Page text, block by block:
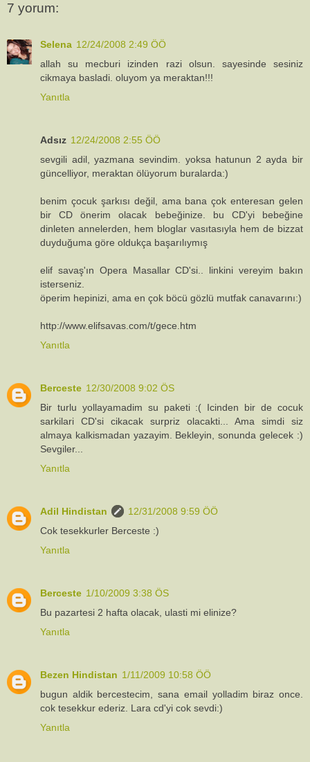
7 yorum:
Selena 12/24/2008 2:49 ÖÖ
allah su mecburi izinden razi olsun. sayesinde sesiniz
cikmaya basladi. oluyom ya meraktan!!!
Yanıtla
Adsız 12/24/2008 2:55 ÖÖ
sevgili adil, yazmana sevindim. yoksa hatunun 2 ayda bir
güncelliyor, meraktan ölüyorum buralarda:)
benim çocuk şarkısı değil, ama bana çok enteresan gelen
bir CD önerim olacak bebeğinize. bu CD'yi bebeğine
dinleten annelerden, hem bloglar vasıtasıyla hem de bizzat
duyduğuma göre oldukça başarılıymış
elif savaş'ın Opera Masallar CD'si.. linkini vereyim bakın
isterseniz.
öperim hepinizi, ama en çok böcü gözlü mutfak canavarını:)
http://www.elifsavas.com/t/gece.htm
Yanıtla
Berceste 12/30/2008 9:02 ÖS
Bir turlu yollayamadim su paketi :( Icinden bir de cocuk
sarkilari CD'si cikacak surpriz olacakti... Ama simdi siz
almaya kalkismadan yazayim. Bekleyin, sonunda gelecek :)
Sevgiler...
Yanıtla
Adil Hindistan
12/31/2008 9:59 ÖÖ
Cok tesekkurler Berceste :)
Yanıtla
Berceste 1/10/2009 3:38 ÖS
Bu pazartesi 2 hafta olacak, ulasti mi elinize?
Yanıtla
Bezen Hindistan 1/11/2009 10:58 ÖÖ
bugun aldik bercestecim, sana email yolladim biraz once.
cok tesekkur ederiz. Lara cd'yi cok sevdi:)
Yanıtla